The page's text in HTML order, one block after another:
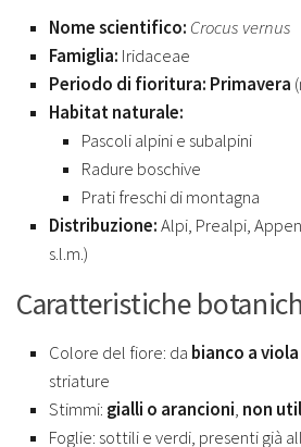
Nome scientifico: Crocus vernus
Famiglia: Iridaceae
Periodo di fioritura: Primavera
Habitat naturale:
Pascoli alpini e subalpini
Radure boschive
Prati freschi di montagna
Distribuzione:Alpi, Prealpi,
s.l.m.)
Caratteristiche
Colore del fiore: da bianco a
striature
Stimmi: gialli o arancioni, non
Foglie: sottili e verdi, presenti già